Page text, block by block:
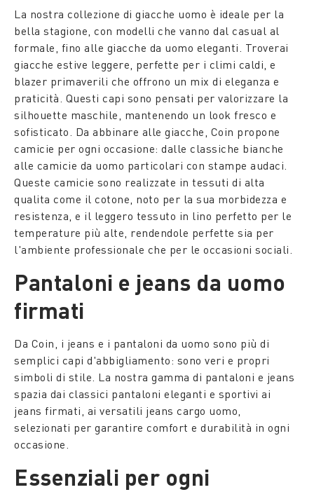
La nostra collezione di giacche uomo è ideale per la
bella stagione, con modelli che vanno dal casual al
formale, fino alle giacche da uomo eleganti. Troverai
giacche estive leggere, perfette per i climi caldi, e
blazer primaverili che offrono un mix di eleganza e
praticità. Questi capi sono pensati per valorizzare la
silhouette maschile, mantenendo un look fresco e
sofisticato. Da abbinare alle giacche, Coin propone
camicie per ogni occasione: dalle classiche bianche
alle camicie da uomo particolari con stampe audaci.
Queste camicie sono realizzate in tessuti di alta
qualita come il cotone, noto per la sua morbidezza e
resistenza, e il leggero tessuto in lino perfetto per le
temperature più alte, rendendole perfette sia per
l'ambiente professionale che per le occasioni sociali.
Pantaloni e jeans da uomo
firmati
Da Coin, i jeans e i pantaloni da uomo sono più di
semplici capi d'abbigliamento: sono veri e propri
simboli di stile. La nostra gamma di pantaloni e jeans
spazia dai classici pantaloni eleganti e sportivi ai
jeans firmati, ai versatili jeans cargo uomo,
selezionati per garantire comfort e durabilità in ogni
occasione.
Essenziali per ogni